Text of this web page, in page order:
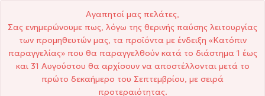
Αγαπητοί μας πελάτες,
Σας ενημερώνουμε πως, λόγω της θερινής παύσης λειτουργίας
των προμηθευτών μας, τα προϊόντα με ένδειξη «Κατόπιν
παραγγελίας» που θα παραγγελθούν κατά το διάστημα 1 έως
και 31 Αυγούστου θα αρχίσουν να αποστέλλονται μετά το
πρώτο δεκαήμερο του Σεπτεμβρίου, με σειρά
προτεραιότητας.